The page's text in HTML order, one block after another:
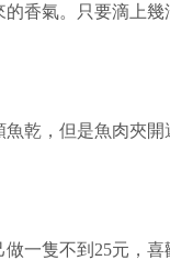
的香氣。只要滴上
乾，但是魚肉夾
一隻不到25元，